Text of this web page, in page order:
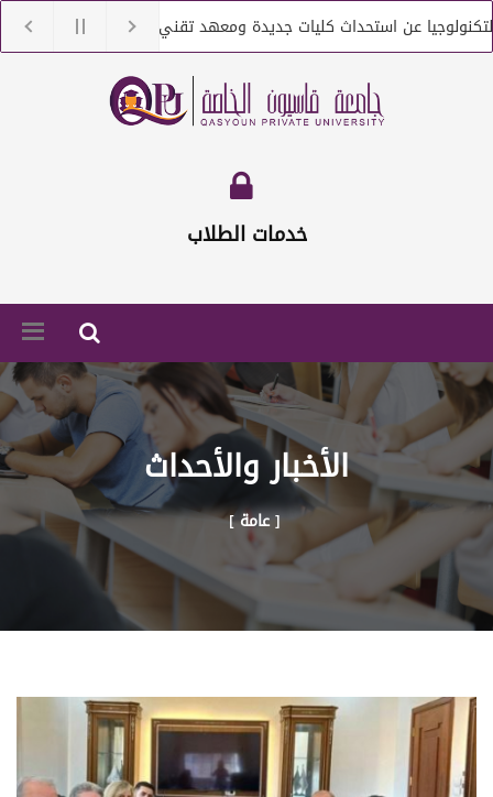
عن استحداث كليات جديدة ومعهد تقني
جامعة
عن التعاقد مع أعضاء هيئة تعليمية من حملة الماجستير والدكتوراه
خدمات الطلاب
الأخبار والأحداث
[ عامة ]